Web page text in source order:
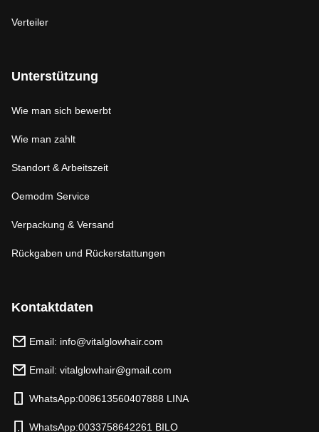
Verteiler
Unterstützung
Wie man sich bewerbt
Wie man zahlt
Standort & Arbeitszeit
Oemodm Service
Verpackung & Versand
Rückgaben und Rückerstattungen
Kontaktdaten
Email: info@vitalglowhair.com
Email: vitalglowhair@gmail.com
WhatsApp:008613560407888 LINA
WhatsApp:0033758642261 BILO